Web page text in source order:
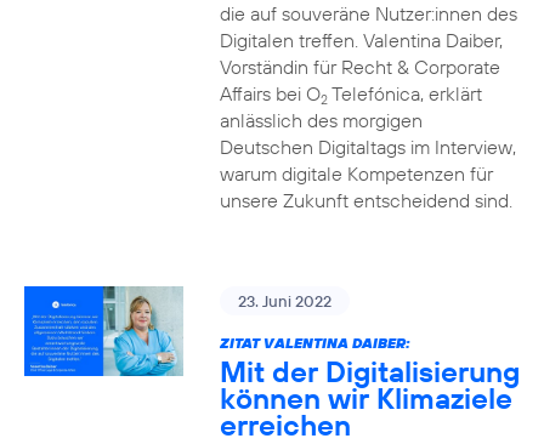
die auf souveräne Nutzer:innen des
Digitalen treffen. Valentina Daiber,
Vorständin für Recht & Corporate
Affairs bei O2Telefónica, erklärt
anlässlich des morgigen
Deutschen Digitaltags im Interview,
warum digitale Kompetenzen für
unsere Zukunft entscheidend sind.
23. Juni 2022
ZITAT VALENTINA DAIBER:
Mit der Digitalisierung
können wir Klimaziele
erreichen